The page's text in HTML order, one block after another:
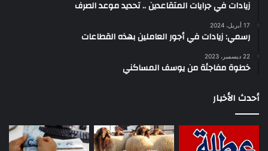
زيادات في جرايات المتقاعدين .. تحديد موعد الصرف
17 أبريل، 2024
رسمي: زيادات في أجور العاملين بهذه القطاعات
22 ديسمبر، 2023
خطوة مفاجئة من يوسف المساكني
أحدث الأخبار